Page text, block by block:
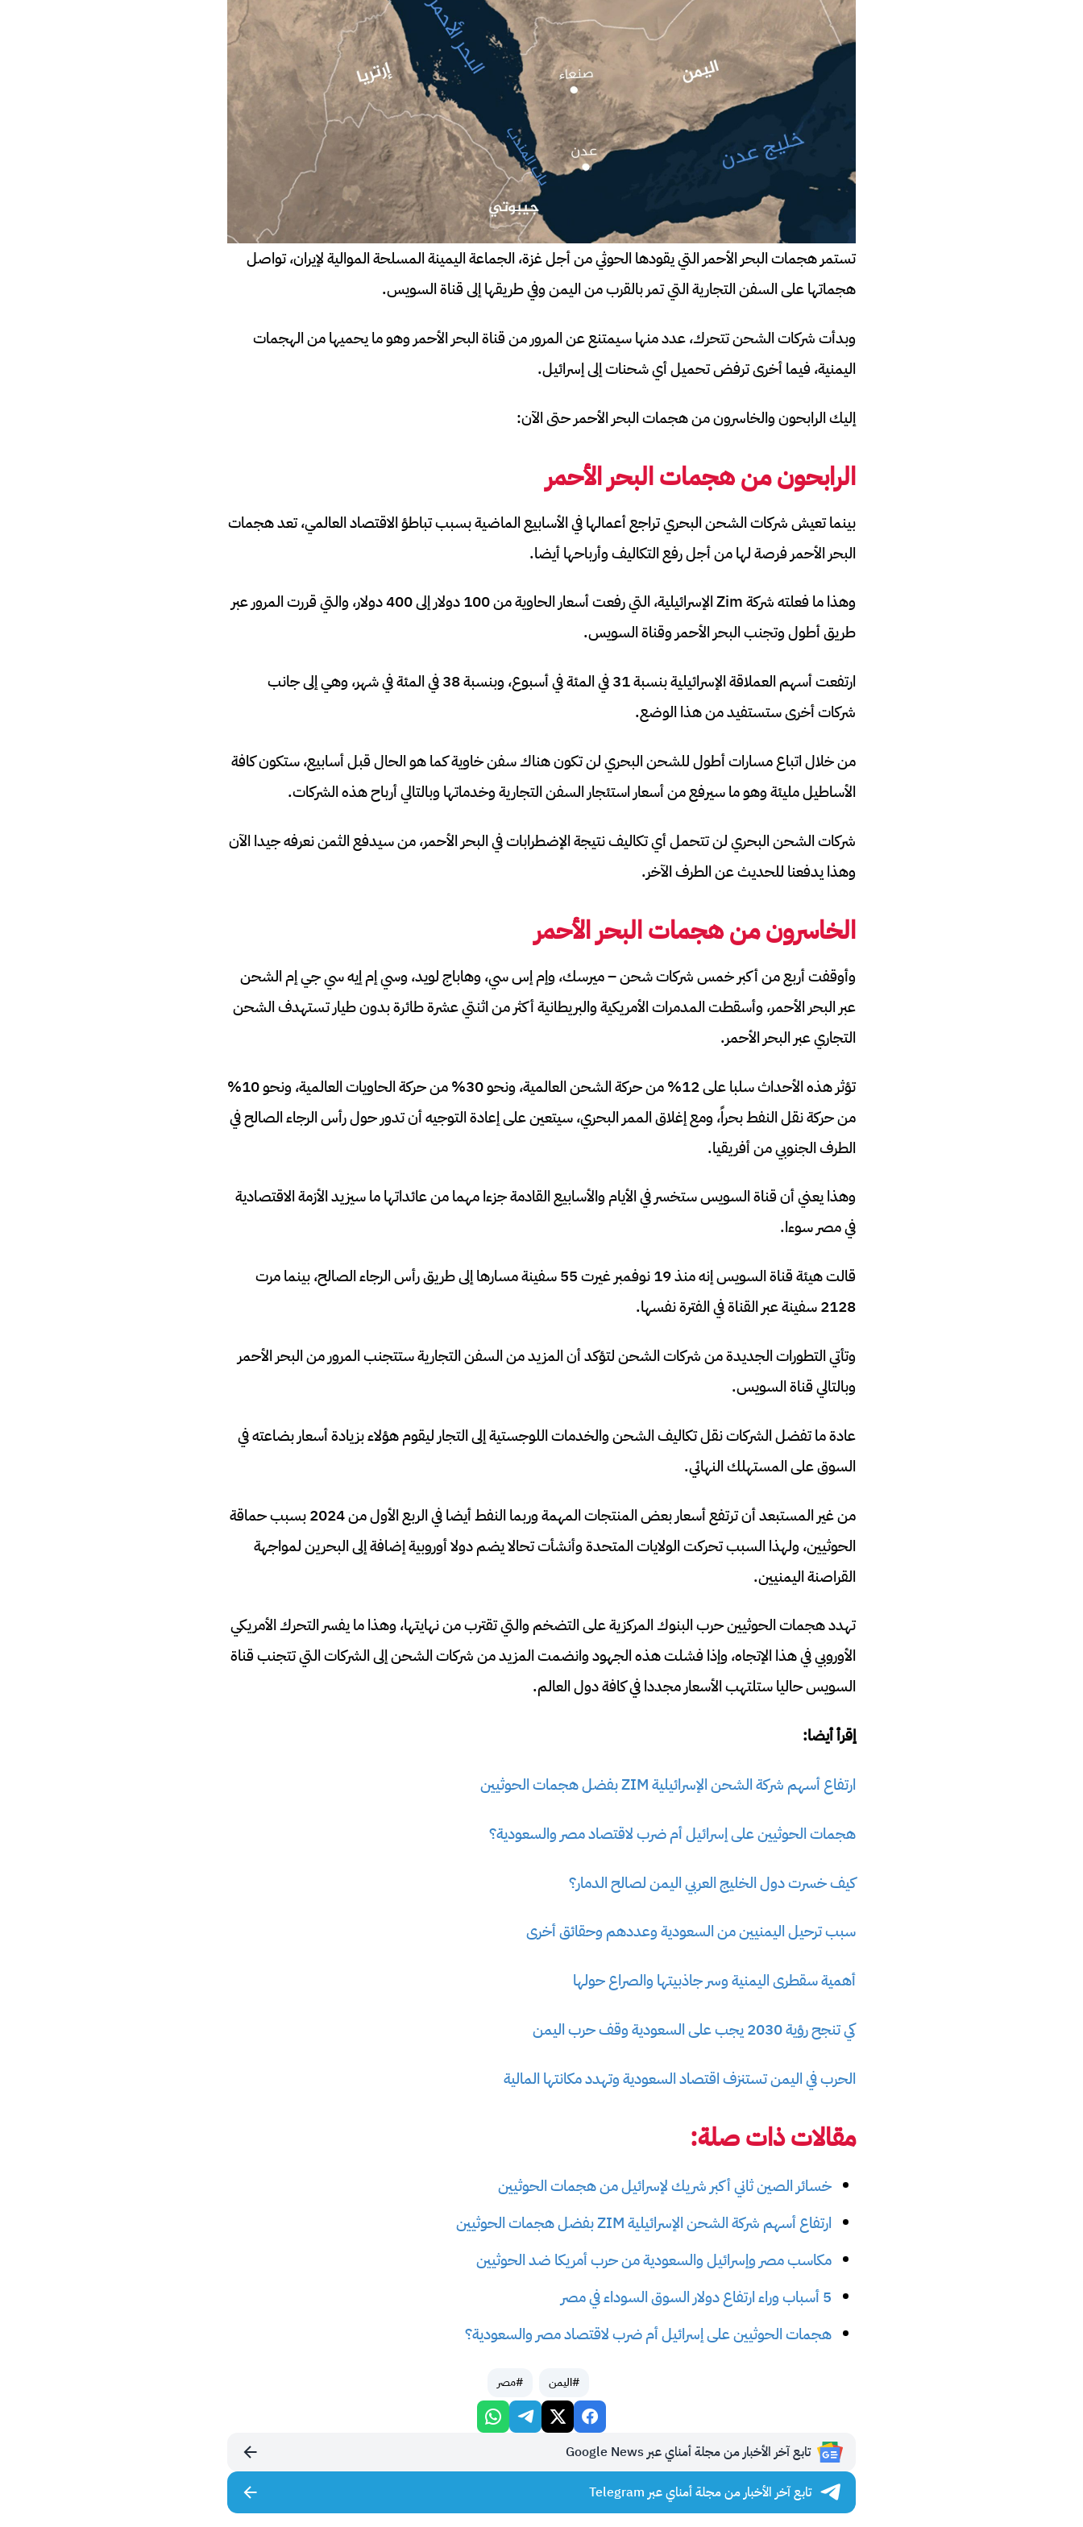
تستمر هجمات البحر الأحمر التي يقودها الحوثي من أجل غزة، الجماعة اليمينة المسلحة الموالية لإيران، تواصل
هجماتها على السفن التجارية التي تمر بالقرب من اليمن وفي طريقها إلى قناة السويس.
وبدأت شركات الشحن تتحرك، عدد منها سيمتنع عن المرور من قناة البحر الأحمر وهو ما يحميها من الهجمات
اليمنية، فيما أخرى ترفض تحميل أي شحنات إلى إسرائيل.
إليك الرابحون والخاسرون من هجمات البحر الأحمر حتى الآن:
الرابحونمن هجمات البحر الأحمر
بينما تعيش شركات الشحن البحري تراجع أعمالها في الأسابيع الماضية بسبب تباطؤ الاقتصاد العالمي، تعد هجمات
البحر الأحمر فرصة لها من أجل رفع التكاليف وأرباحها أيضا.
وهذا ما فعلته شركة Zim الإسرائيلية، التي رفعت أسعار الحاوية من 100 دولار إلى 400 دولار، والتي قررت المرور عبر
طريق أطول وتجنب البحر الأحمر وقناة السويس.
ارتفعت أسهم العملاقة الإسرائيلية بنسبة 31 في المئة في أسبوع، وبنسبة 38 في المئة في شهر، وهي إلى جانب
شركات أخرى ستستفيد من هذا الوضع.
من خلال اتباع مسارات أطول للشحن البحري لن تكون هناك سفن خاوية كما هو الحال قبل أسابيع، ستكون كافة
الأساطيل مليئة وهو ما سيرفع من أسعار استئجار السفن التجارية وخدماتها وبالتالي أرباح هذه الشركات.
شركات الشحن البحري لن تتحمل أي تكاليف نتيجة الإضطرابات في البحر الأحمر، من سيدفع الثمن نعرفه جيدا الآن
وهذا يدفعنا للحديث عن الطرف الآخر.
الخاسرون من هجمات البحر الأحمر
وأوقفت أربع من أكبر خمس شركات شحن – ميرسك، وإم إس سي، وهاباج لويد، وسي إم إيه سي جي إم الشحن
عبر البحر الأحمر، وأسقطت المدمرات الأمريكية والبريطانية أكثر من اثنتي عشرة طائرة بدون طيار تستهدف الشحن
التجاري عبر البحر الأحمر.
تؤثر هذه الأحداث سلبا على 12% من حركة الشحن العالمية، ونحو 30% من حركة الحاويات العالمية، ونحو 10%
من حركة نقل النفط بحراً، ومع إغلاق الممر البحري، سيتعين على إعادة التوجيه أن تدور حول رأس الرجاء الصالح في
الطرف الجنوبي من أفريقيا.
وهذا يعني أن قناة السويس ستخسر في الأيام والأسابيع القادمة جزءا مهما من عائداتها ما سيزيد الأزمة الاقتصادية
في مصر سوءا.
قالت هيئة قناة السويس إنه منذ 19 نوفمبر غيرت 55 سفينة مسارها إلى طريق رأس الرجاء الصالح، بينما مرت
2128 سفينة عبر القناة في الفترة نفسها.
وتأتي التطورات الجديدة من شركات الشحن لتؤكد أن المزيد من السفن التجارية ستتجنب المرور من البحر الأحمر
وبالتالي قناة السويس.
عادة ما تفضل الشركات نقل تكاليف الشحن والخدمات اللوجستية إلى التجار ليقوم هؤلاء بزيادة أسعار بضاعته في
السوق على المستهلك النهائي.
من غير المستبعد أن ترتفع أسعار بعض المنتجات المهمة وربما النفط أيضا في الربع الأول من 2024 بسبب حماقة
الحوثيين، ولهذا السبب تحركت الولايات المتحدة وأنشأت تحالا يضم دولا أوروبية إضافة إلى البحرين لمواجهة
القراصنة اليمنيين.
تهدد هجمات الحوثيين حرب البنوك المركزية على التضخم والتي تقترب من نهايتها، وهذا ما يفسر التحرك الأمريكي
الأوروبي في هذا الإتجاه، وإذا فشلت هذه الجهود وانضمت المزيد من شركات الشحن إلى الشركات التي تتجنب قناة
السويس حاليا ستلتهب الأسعار مجددا في كافة دول العالم.
إقرأ أيضا:
ارتفاع أسهم شركة الشحن الإسرائيلية ZIM بفضل هجمات الحوثيين
هجمات الحوثيين على إسرائيل أم ضرب لاقتصاد مصر والسعودية؟
كيف خسرت دول الخليج العربي اليمن لصالح الدمار؟
سبب ترحيل اليمنيين من السعودية وعددهم وحقائق أخرى
أهمية سقطرى اليمنية وسر جاذبيتها والصراع حولها
كي تنجح رؤية 2030 يجب على السعودية وقف حرب اليمن
الحرب في اليمن تستنزف اقتصاد السعودية وتهدد مكانتها المالية
مقالات ذات صلة:
خسائر الصين ثاني أكبر شريك لإسرائيل من هجمات الحوثيين
ارتفاع أسهم شركة الشحن الإسرائيلية ZIM بفضل هجمات الحوثيين
مكاسب مصر وإسرائيل والسعودية من حرب أمريكا ضد الحوثيين
5 أسباب وراء ارتفاع دولار السوق السوداء في مصر
هجمات الحوثيين على إسرائيل أم ضرب لاقتصاد مصر والسعودية؟
#اليمن #مصر
تابع آخر الأخبار من مجلة أمناي عبر Google News
تابع آخر الأخبار من مجلة أمناي عبر Telegram